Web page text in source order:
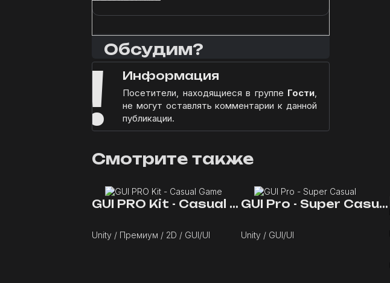
Обсудим?
! Информация
Посетители, находящиеся в группе Гости,
не могут оставлять комментарии к данной
публикации.
Смотрите также
GUI PRO Kit - Casual Game
Unity / Премиум / 2D / GUI/UI
GUI Pro - Super Casual
Unity / GUI/UI